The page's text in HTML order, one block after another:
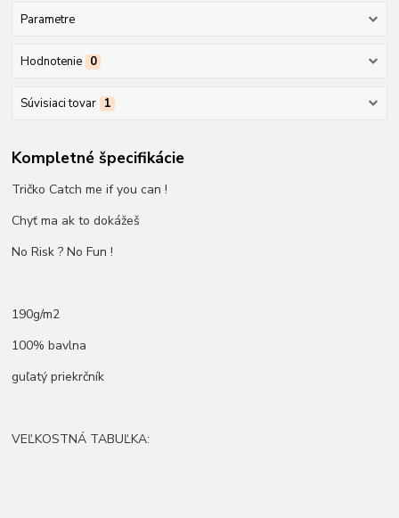
Parametre
Hodnotenie 0
Súvisiaci tovar 1
Kompletné špecifikácie
Tričko Catch me if you can !
Chyť ma ak to dokážeš
No Risk ? No Fun !
190g/m2
100% bavlna
guľatý priekrčník
VEĽKOSTNÁ TABUĽKA: